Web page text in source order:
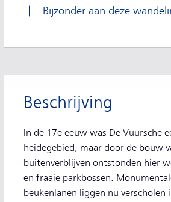
Bijzonder aan deze
Beschrijving
In de 17e eeuw was De Vuursche
heidegebied, maar door de bouw
buitenverblijven ontstonden hier
en fraaie parkbossen.
beukenlanen liggen nu verscholen